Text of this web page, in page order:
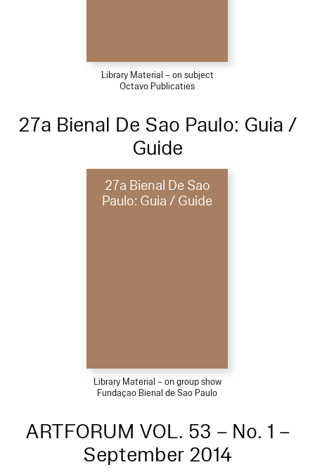
Library Material – on subject
Octavo Publicaties
27a Bienal De Sao Paulo: Guia /
Guide
27a Bienal De Sao
Paulo: Guia / Guide
Library Material – on group show
Fundaçao Bienal de Sao Paulo
ARTFORUM VOL. 53 – No. 1 –
September 2014